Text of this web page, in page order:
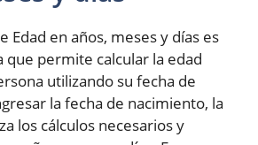
Edad en años, meses y días es
permite calcular la edad
utilizando su fecha de
la fecha de nacimiento, la
los cálculos necesarios y